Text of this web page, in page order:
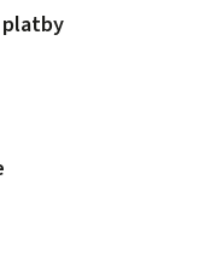
platby